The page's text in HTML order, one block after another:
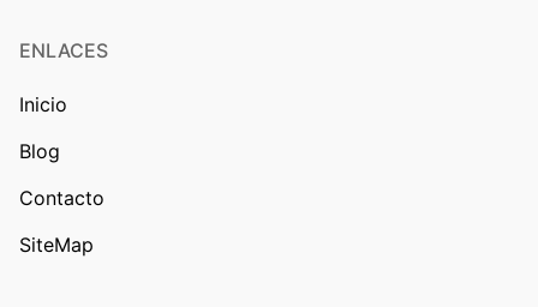
ENLACES
Inicio
Blog
Contacto
SiteMap